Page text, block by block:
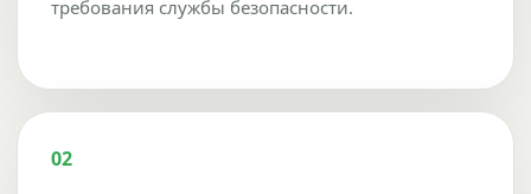
требования службы безопасности.
02